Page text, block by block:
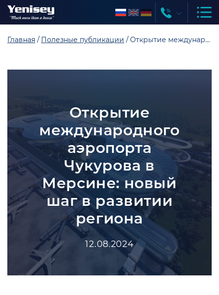
Главная Полезные публикации Открытие международного аэропорта Чукурова в Мерсине: новый шаг в развитии региона
Открытие
международного
аэропорта
Чукурова в
Мерсине: новый
шаг в развитии
региона
12.08.2024